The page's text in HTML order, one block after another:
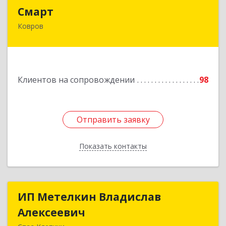
Смарт
Ковров
Клиентов на сопровождении 98
Отправить заявку
Показать контакты
601900, Владимирская обл, Ковров г, Труда ул,
Отправить заявку
Назад
ИП Метелкин Владислав
Алексеевич
ИП Метелкин Владислав